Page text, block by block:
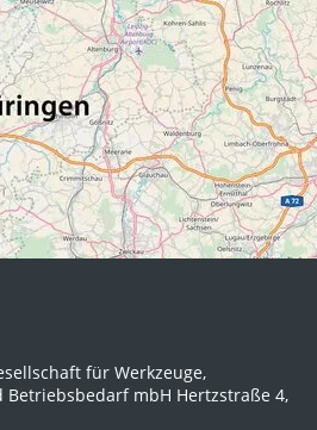
für Werkzeuge,
mbH Hertzstraße 4,